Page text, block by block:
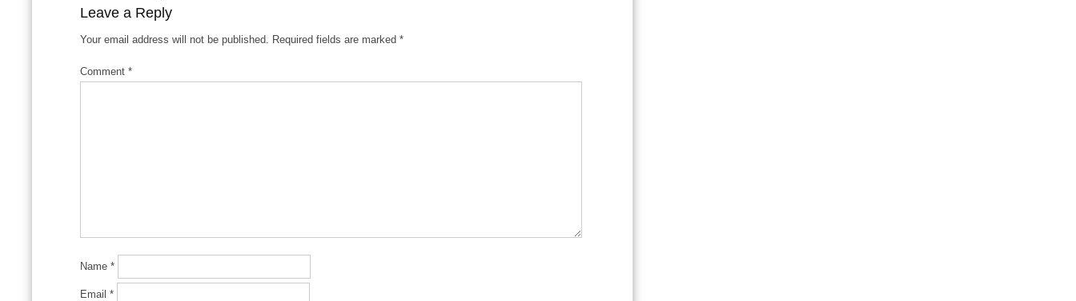
Leave a Reply
Your email address will not be published. Required fields are marked*
Comment*
Name*
Email*